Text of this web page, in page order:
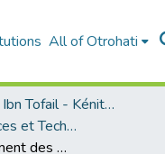
All of Otrohati
Université Ibn Tofail - Kénitra
CEDoc en Sciences et Techniques et Sciences Médicales (CED - STSM)
L'approvisionnement des medicaments dans le secteur publique marocain